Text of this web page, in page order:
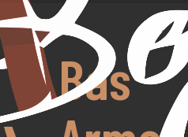
Bas